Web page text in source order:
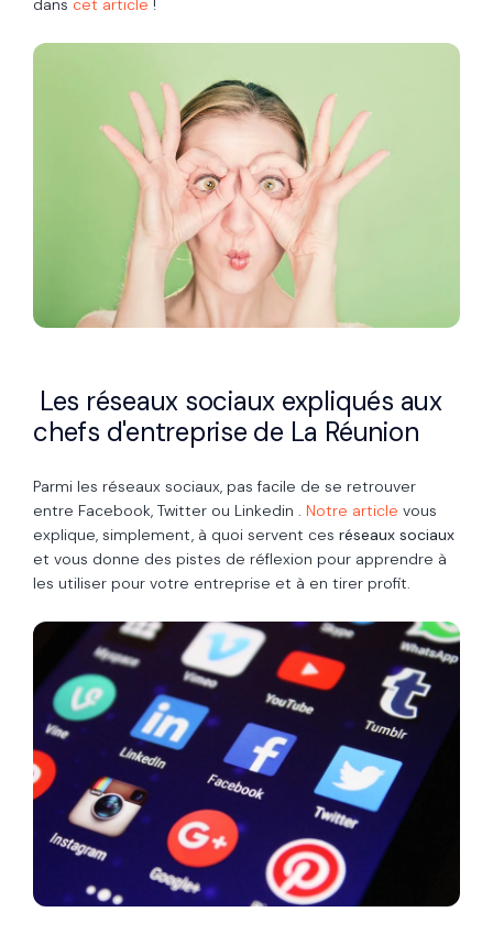
dans cet article !
Les réseaux sociaux expliqués aux
chefs d'entreprise de La Réunion
Parmi les réseaux sociaux, pas facile de se retrouver
entre Facebook, Twitter ou Linkedin . Notre article vous
explique, simplement, à quoi servent ces réseaux sociaux
et vous donne des pistes de réflexion pour apprendre à
les utiliser pour votre entreprise et à en tirer profit.